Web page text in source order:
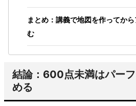
まとめ：講義で地図を作ってか
む
結論：600点未満はパー
める